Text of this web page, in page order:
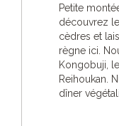
Petite
découvrez
cèdres et
règne ici.
Kongobuji,
Reihoukan.
dîner